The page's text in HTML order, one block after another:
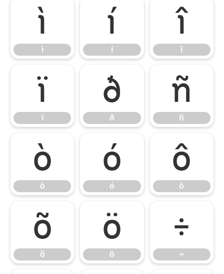
ì
ì
í
í
î
î
ï
ï
ð
ð
ñ
ñ
ò
ò
ó
ó
ô
ô
õ
õ
ö
ö
÷
÷